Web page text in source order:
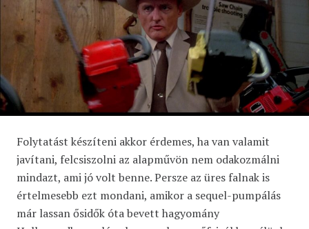
Folytatást készíteni akkor érdemes, ha van valamit
javítani, felcsiszolni az alapművön nem odakozmálni
mindazt, ami jó volt benne. Persze az üres falnak is
értelmesebb ezt mondani, amikor a sequel-pumpálás
már lassan ősidők óta bevett hagyomány